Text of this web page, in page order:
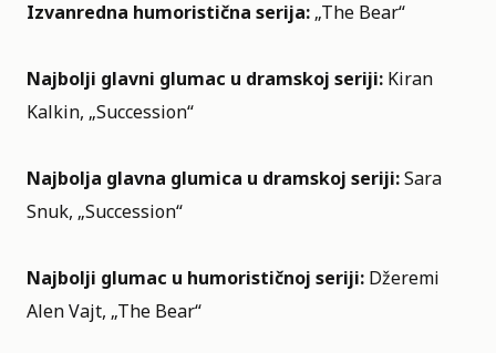
Izvanredna humoristična serija: „The Bear“
Najbolji glavni glumac u dramskoj seriji: Kiran
Kalkin, „Succession“
Najbolja glavna glumica u dramskoj seriji:Sara
Snuk, „Succession“
Najbolji glumac u humorističnoj seriji: Džeremi
Alen Vajt, „The Bear“